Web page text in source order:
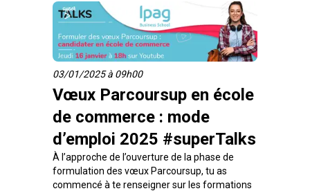
03/01/2025 à 09h00
Vœux Parcoursup en école
de commerce : mode
d’emploi 2025 #superTalks
À l’approche de l’ouverture de la phase de
formulation des vœux Parcoursup, tu as
commencé à te renseigner sur les formations